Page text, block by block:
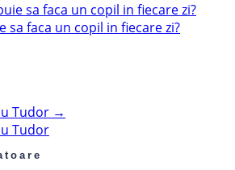
sa faca un copil in fiecare zi?
sa faca un copil in fiecare zi?
Tudor →
Tudor